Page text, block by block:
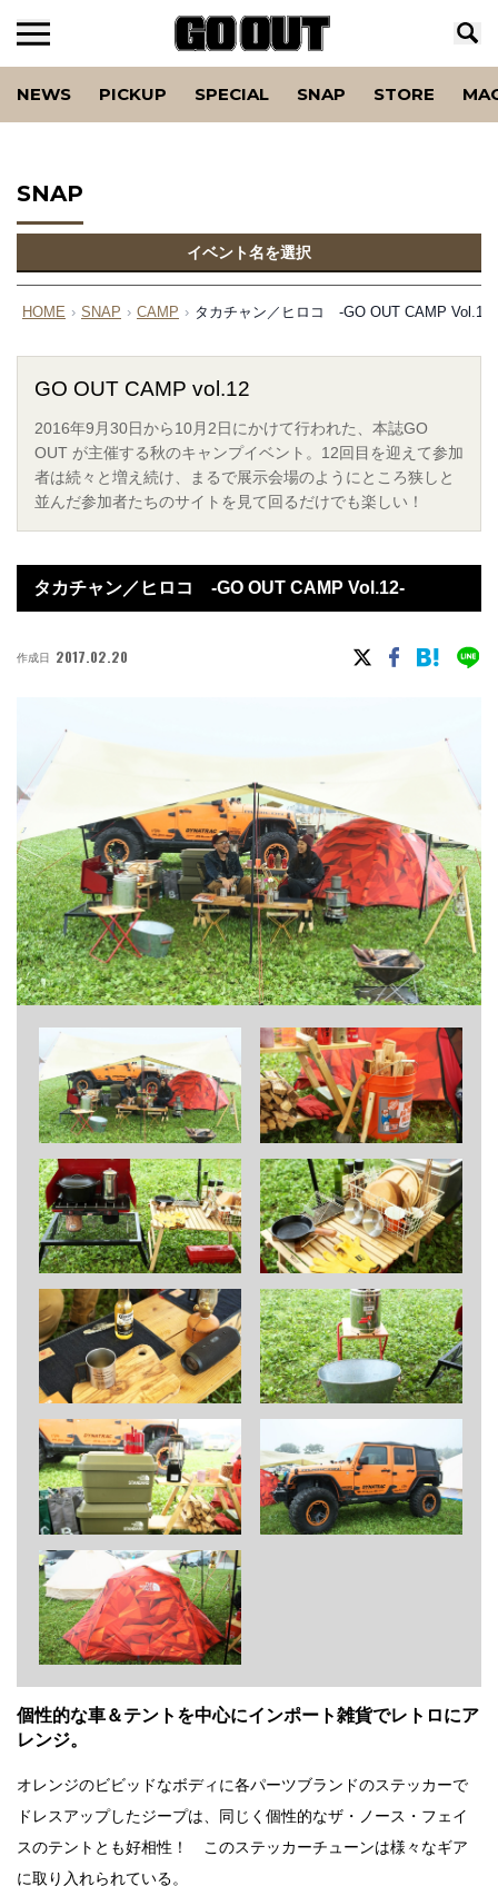
NEWS PICKUP SPECIAL SNAP STORE
SNAP
イベント名を選択
HOME › SNAP › CAMP › タカチャン／ヒロコ -GO OUT CAMP Vol.12-
GO OUT CAMP vol.12
2016年9月30日から10月2日にかけて行われた、本誌GO
OUT が主催する秋のキャンプイベント。12回目を迎えて参加
者は続々と増え続け、まるで展示会場のようにところ狭しと
並んだ参加者たちのサイトを見て回るだけでも楽しい！
タカチャン／ヒロコ -GO OUT CAMP Vol.12-
作成日 2017.02.20
個性的な車＆テントを中心にインポート雑貨でレトロにア
レンジ。
オレンジのビビッドなボディに各パーツブランドのステッカーで
ドレスアップしたジープは、同じく個性的なザ・ノース・フェイ
スのテントとも好相性！ このステッカーチューンは様々なギア
に取り入れられている。